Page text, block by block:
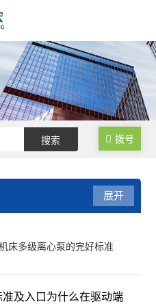
拨号
展开
床多级离心泵的完好标准
及入口为什么在驱动端